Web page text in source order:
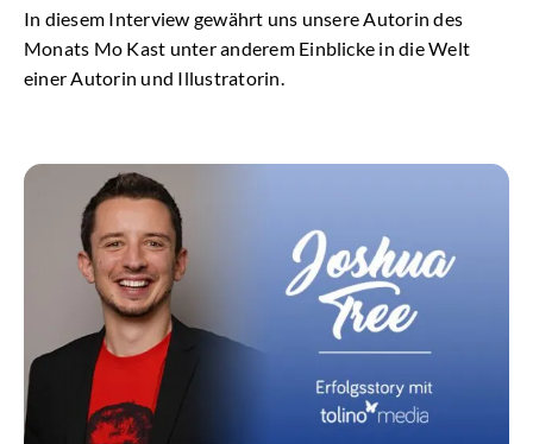
In diesem Interview gewährt uns unsere Autorin des
Monats Mo Kast unter anderem Einblicke in die Welt
einer Autorin und Illustratorin.